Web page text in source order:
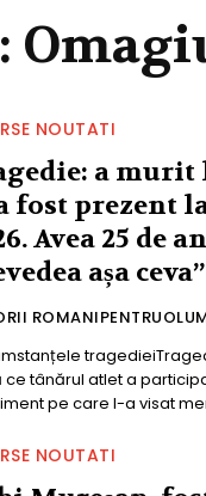
NOUTATI
a murit
fost prezent
Avea 25 de
așa ceva”
tânărul atlet a
pe care l-a visat
NOUTATI